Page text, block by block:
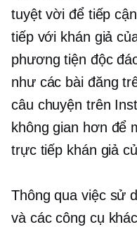
tuyệt vời để tiếp
tiếp với khán giả
phương tiện độc
như các bài đăng
câu chuyện trên
không gian hơn để
trực tiếp khán giả
Thông qua việc sử
và các công cụ